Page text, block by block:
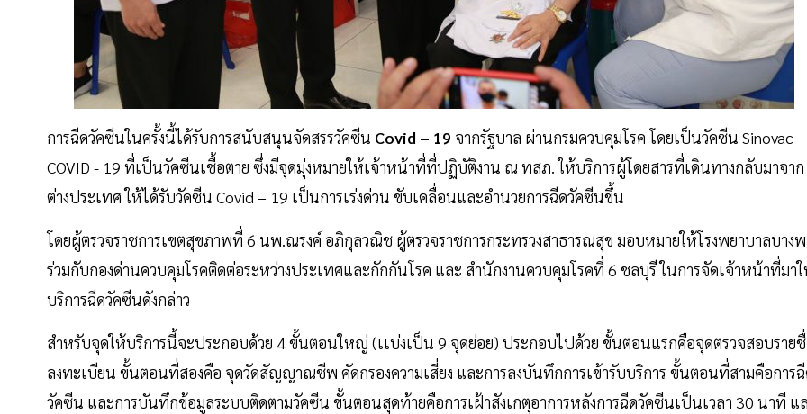
การฉีดวัคซีนในครั้งนี้ได้รับการสนับสนุนจัดสรรวัคซีน Covid – 19 จากรัฐบาล ผ่านกรมควบคุมโรค โดยเป็นวัคซีน Sinovac
COVID - 19 ที่เป็นวัคซีนเชื้อตาย ซึ่งมีจุดมุ่งหมายให้เจ้าหน้าที่ที่ปฏิบัติงาน ณ ทสภ. ให้บริการผู้โดยสารที่เดินทางกลับมาจาก
ต่างประเทศ ให้ได้รับวัคซีน Covid – 19 เป็นการเร่งด่วน ขับเคลื่อนและอำนวยการฉีดวัคซีนขึ้น
โดยผู้ตรวจราชการเขตสุขภาพที่ 6 นพ.ณรงค์ อภิกุลวณิช ผู้ตรวจราชการกระทรวงสาธารณสุข มอบหมายให้โรงพยาบาลบาง
ร่วมกับกองด่านควบคุมโรคติดต่อระหว่างประเทศและกักกันโรค และ สำนักงานควบคุมโรคที่ 6 ชลบุรี ในการจัดเจ้าหน้าที่มา
บริการฉีดวัคซีนดังกล่าว
สำหรับจุดให้บริการนี้จะประกอบด้วย 4 ขั้นตอนใหญ่ (เเบ่งเป็น 9 จุดย่อย) ประกอบไปด้วย ขั้นตอนแรกคือจุดตรวจสอบราย
ลงทะเบียน ขั้นตอนที่สองคือ จุดวัดสัญญาณชีพ คัดกรองความเสี่ยง และการลงบันทึกการเข้ารับบริการ ขั้นตอนที่สามคือการ
วัคซีน และการบันทึกข้อมูลระบบติดตามวัคซีน ขั้นตอนสุดท้ายคือการเฝ้าสังเกตุอาการหลังการฉีดวัคซีนเป็นเวลา 30 นาที แ